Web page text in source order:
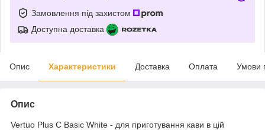
Замовлення під захистом
Доступна доставка
Опис Характеристики Доставка Оплата Умови
Опис
Vertuo Plus C Basic White - для приготування кави в цій